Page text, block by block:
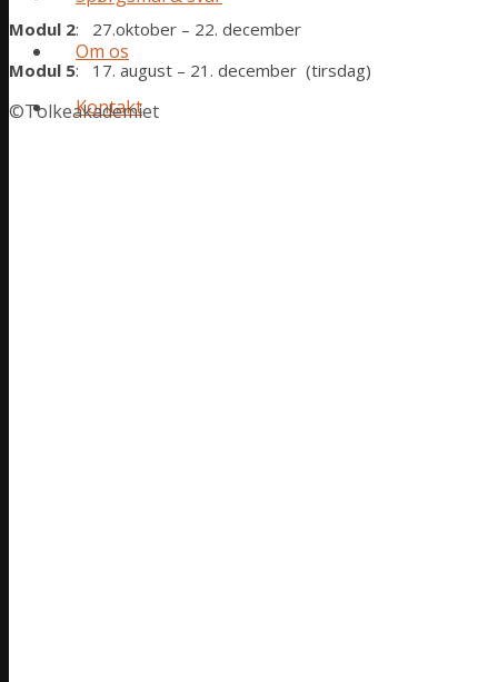
Om os
Kontakt
Modul 2: 27.oktober – 22. december
Modul 5: 17. august – 21. december (tirsdag)
©Tolkeakademiet